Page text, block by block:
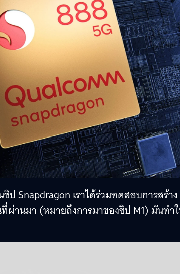
ป Snapdragon เราได้ร่วมทดสอบการสร้
ผ่านมา (หมายถึงการมาของชิป M1) มันทำ